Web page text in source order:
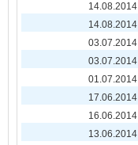
14.08.2014
14.08.2014
03.07.2014
03.07.2014
01.07.2014
17.06.2014
16.06.2014
13.06.2014